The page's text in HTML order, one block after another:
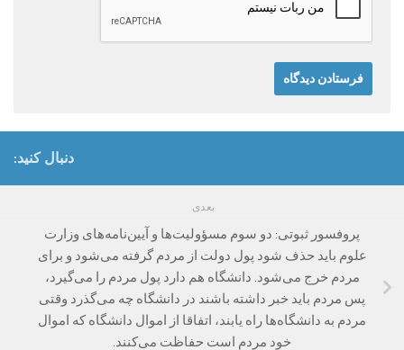
دنبال کنید:
بعدی
پروفسور ثبوتی: دو سوم مسؤولیت‌ها و آیین‌نامه‌های وزارت
علوم باید حذف شود پول دولت از مردم گرفته می‌شود و برای
مردم خرج می‌شود. دانشگاه هم دارد پول مردم را می‌گیرد،
پس مردم باید خبر داشته باشند در دانشگاه چه می‌گذرد وقتی
مردم به دانشگاه‌ها راه یابند، اتفاقا از اموال دانشگاه که اموال
خود مردم است حفاظت می‌کنند.‌